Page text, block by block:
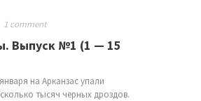
1 comment
Выпуск №1 (1 — 15
на Арканзас упали
тысяч черных дроздов.